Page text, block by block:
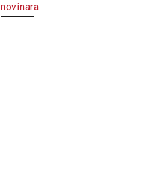
novinara